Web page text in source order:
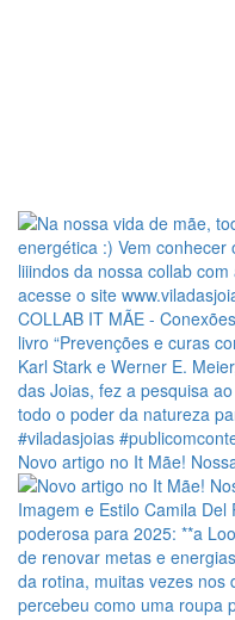
Novo artigo no It Mãe!